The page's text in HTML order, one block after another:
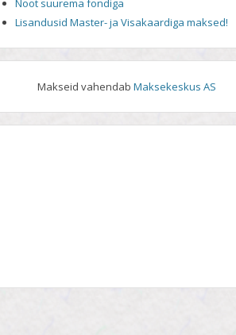
Noot suurema fondiga
Lisandusid Master- ja Visakaardiga maksed!
Makseid vahendabMaksekeskus AS